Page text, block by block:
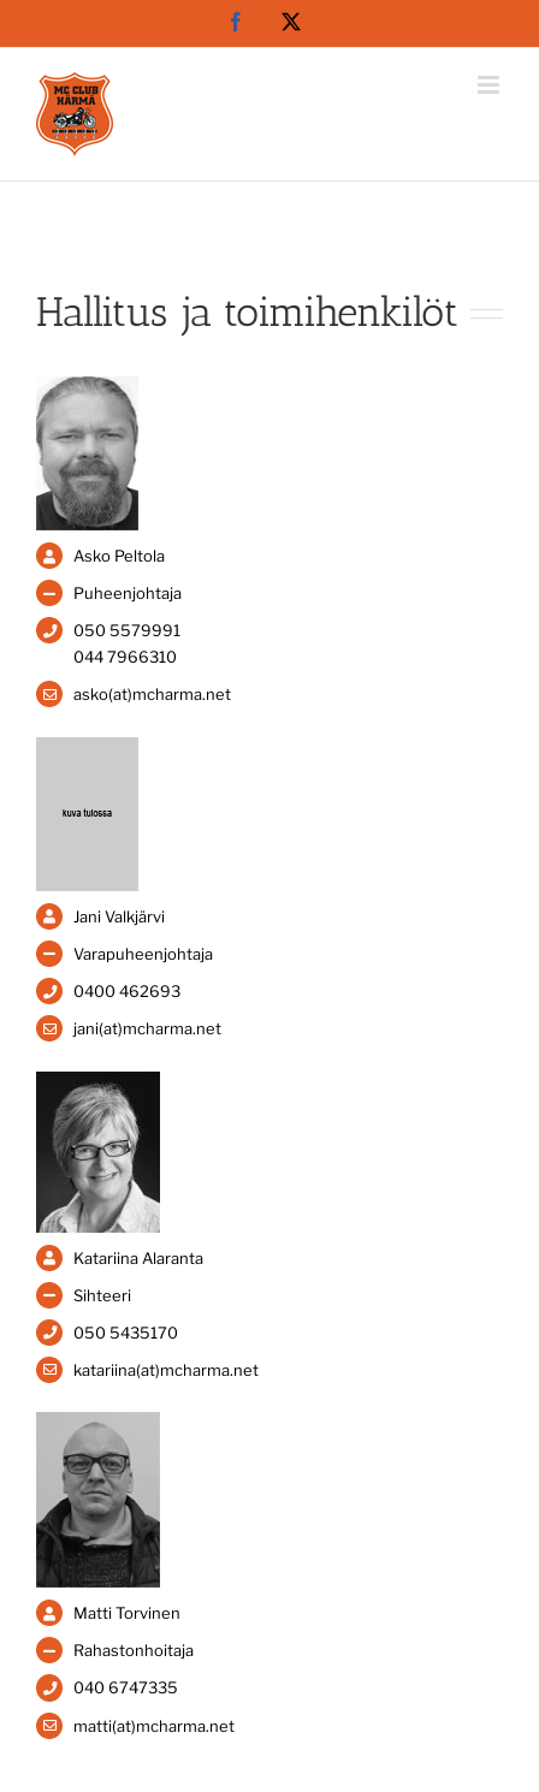
Facebook
Hallitus ja toimihenkilöt
Asko Peltola
Puheenjohtaja
050 5579991
044 7966310
asko(at)mcharma.net
Jani Valkjärvi
Varapuheenjohtaja
0400 462693
jani(at)mcharma.net
Katariina Alaranta
Sihteeri
050 5435170
katariina(at)mcharma.net
Matti Torvinen
Rahastonhoitaja
040 6747335
matti(at)mcharma.net